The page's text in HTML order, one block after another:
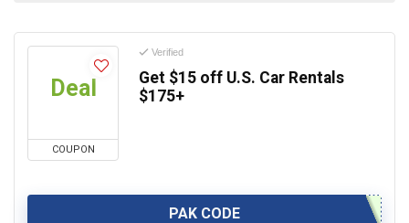
Deal
COUPON
Verified
Get $15 off U.S. Car Rentals
$175+
PAK CODE